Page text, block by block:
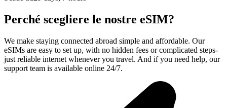
Perché scegliere le nostre eSIM?
We make staying connected abroad simple and affordable. Our
eSIMs are easy to set up, with no hidden fees or complicated steps-
just reliable internet whenever you travel. And if you need help, our
support team is available online 24/7.